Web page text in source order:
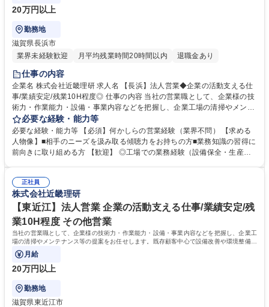
20万円以上
勤務地
滋賀県長浜市
業界未経験歓迎
月平均残業時間20時間以内 退職金あり
仕事の内容
企業名 株式会社近畿理研 求人名 【長浜】法人営業◆企業の活動支える仕
事/業績安定/残業10H程度◎ 仕事の内容 当社の営業職として、企業様の技
術力・作業能力・設備・事業内容などを把握し、企業工場の清掃やメンテ
ナンス等の提案をお任せします。既存顧客中心で設備改善や環境整備を通
じて企業の生産性向上に貢献します ◆具体的には、清掃・メンテナンス等
の提案、作業工程の管理、取引先との打ち合わせなどを行います。設備の
定期的な清掃を通じて「安定稼働」および「設備の延命化」にお応えする
定しております。更なる新規顧客の開拓など、マーケットシェア拡大に貢
献していただきます。 募集職種 【長浜】法人営業◆企業の活動支える仕
事/業績安定/残業10H程度◎
必要な経験・能力等
必要な経験・能力等 【必須】何かしらの営業経験（業界不問） 【求める
人物像】■相手のニーズを汲み取る傾聴力をお持ちの方■業務知識の習得に
前向きに取り組める方 【歓迎】 ◎工場での業務経験（設備保全・生産技
き関係など徐々に業務を覚えていきます。 学歴・資格 学歴：大学院 大学
高専 短大 専修学校 高校 語学力： 資格：第一種運転免許普通自動車
正社員
株式会社近畿理研
【東近江】法人営業 企業の活動支える仕事/業績安定/残
業10H程度 その他営業
当社の営業職として、企業様の技術力・作業能力・設備・事業内容などを把握し、企業工
場の清掃やメンテナンス等の提案をお任せします。既存顧客中心で設備改善や環境整備を
通じて企業の生産性向上に貢献します
月給
20万円以上
勤務地
滋賀県東近江市